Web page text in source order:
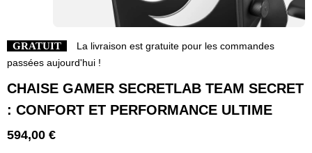
GRATUIT
La livraison est gratuite pour les commandes
passées aujourd'hui !
CHAISE GAMER SECRETLAB TEAM SECRET
: CONFORT ET PERFORMANCE ULTIME
594,00 €